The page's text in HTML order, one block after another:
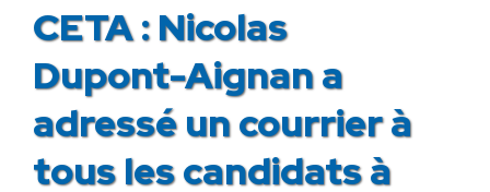
CETA : Nicolas
Dupont-Aignan a
adressé un courrier à
tous les candidats à